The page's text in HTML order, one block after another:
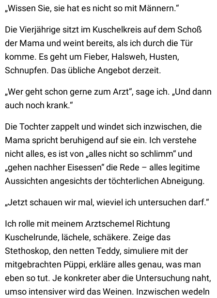
„Wissen Sie, sie hat es nicht so mit Männern.“
Die Vierjährige sitzt im Kuschelkreis auf dem Schoß
der Mama und weint bereits, als ich durch die Tür
komme. Es geht um Fieber, Halsweh, Husten,
Schnupfen. Das übliche Angebot derzeit.
„Wer geht schon gerne zum Arzt“, sage ich. „Und dann
auch noch krank.“
Die Tochter zappelt und windet sich inzwischen, die
Mama spricht beruhigend auf sie ein. Ich verstehe
nicht alles, es ist von „alles nicht so schlimm“ und
„gehen nachher Eisessen“ die Rede – alles legitime
Aussichten angesichts der töchterlichen Abneigung.
„Jetzt schauen wir mal, wieviel ich untersuchen darf.“
Ich rolle mit meinem Arztschemel Richtung
Kuschelrunde, lächele, schäkere. Zeige das
Stethoskop, den netten Teddy, simuliere mit der
mitgebrachten Püppi, erkläre alles genau, was man
eben so tut. Je konkreter aber die Untersuchung naht,
umso intensiver wird das Weinen. Inzwischen wedeln